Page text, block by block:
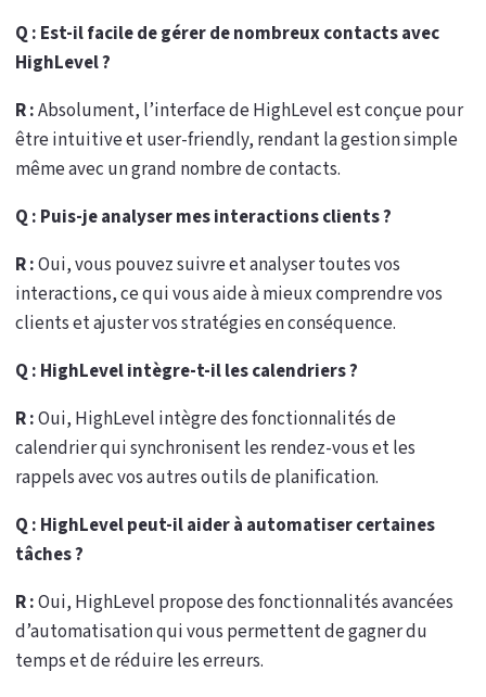
Q : Est-il facile de gérer de nombreux contacts avec
HighLevel ?
R :Absolument, l’interface de HighLevel est conçue pour
être intuitive et user-friendly, rendant la gestion simple
même avec un grand nombre de contacts.
Q : Puis-je analyser mes interactions clients ?
R :Oui, vous pouvez suivre et analyser toutes vos
interactions, ce qui vous aide à mieux comprendre vos
clients et ajuster vos stratégies en conséquence.
Q : HighLevel intègre-t-il les calendriers ?
R :Oui, HighLevel intègre des fonctionnalités de
calendrier qui synchronisent les rendez-vous et les
rappels avec vos autres outils de planification.
Q : HighLevel peut-il aider à automatiser certaines
tâches ?
R :Oui, HighLevel propose des fonctionnalités avancées
d’automatisation qui vous permettent de gagner du
temps et de réduire les erreurs.